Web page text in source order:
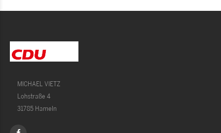
MICHAEL VIETZ
Lohstraße 4
31785 Hameln